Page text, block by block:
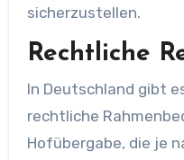
sicherzustellen.
Rechtliche
In Deutschland gibt
rechtliche
Hofübergabe, die je